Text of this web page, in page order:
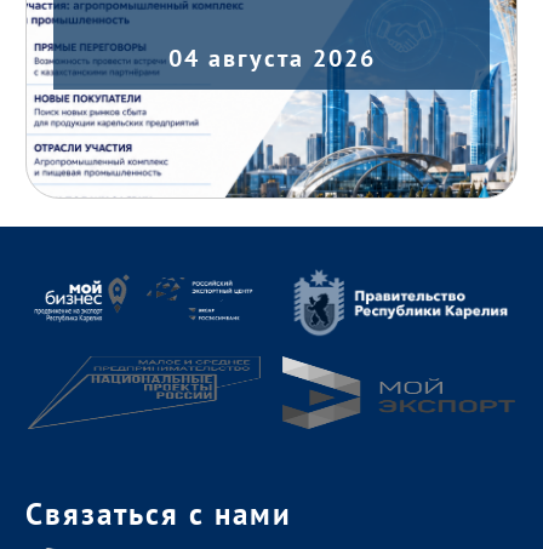
04 августа 2026
Связаться с нами